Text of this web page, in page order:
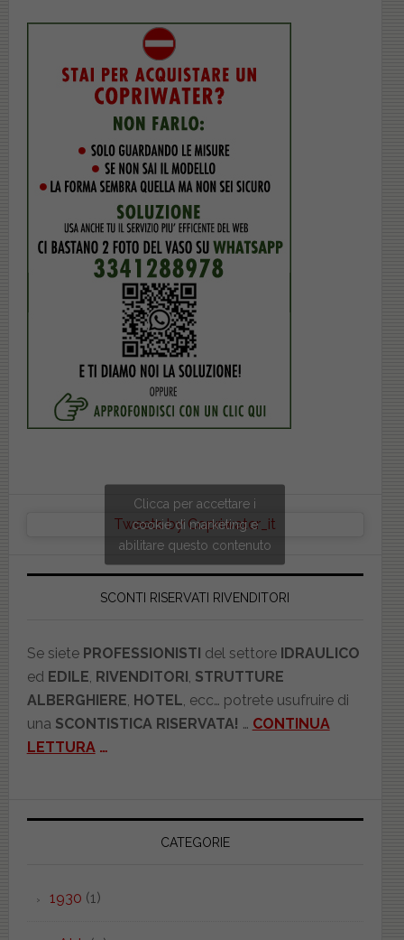
Tweets by Copriwater_it
Clicca per accettare i
cookie di marketing e
abilitare questo contenuto
SCONTI RISERVATI RIVENDITORI
Se siete PROFESSIONISTI del settore IDRAULICO
ed EDILE, RIVENDITORI , STRUTTURE
ALBERGHIERE, HOTEL, ecc… potrete usufruire di
una SCONTISTICA RISERVATA! … CONTINUA
LETTURA…
CATEGORIE
1930 (1)